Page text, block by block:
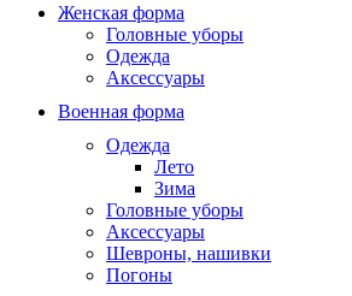
Женская форма
Головные уборы
Одежда
Аксессуары
Военная форма
Одежда
Лето
Зима
Головные уборы
Аксессуары
Шевроны, нашивки
Погоны